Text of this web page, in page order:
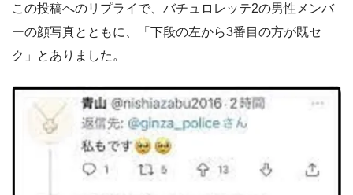
この投稿へのリプライで、バチュロレッテ2の男性メンバ
ーの顔写真とともに、「下段の左から3番目の方が既セ
ク」とありました。